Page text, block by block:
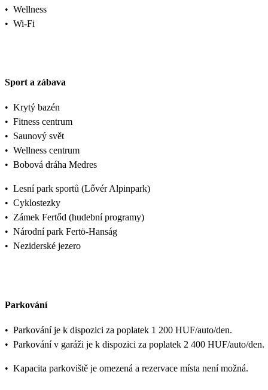
• Wellness
• Wi-Fi
Sport a zábava
• Krytý bazén
• Fitness centrum
• Saunový svět
• Wellness centrum
• Bobová dráha Medres
• Lesní park sportů (Lővér Alpinpark)
• Cyklostezky
• Zámek Fertőd (hudební programy)
• Národní park Fertö-Hanság
• Neziderské jezero
Parkování
• Parkování je k dispozici za poplatek 1 200 HUF/auto/den.
• Parkování v garáži je k dispozici za poplatek 2 400 HUF/auto/den.
• Kapacita parkoviště je omezená a rezervace místa není možná.